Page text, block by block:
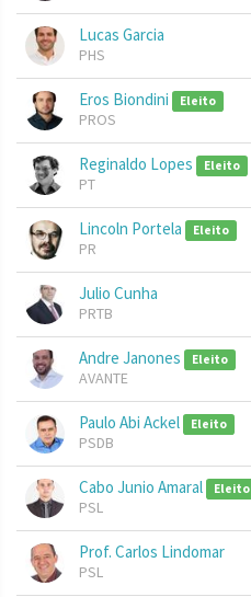
Lucas Garcia
PHS
Eros Biondini Eleito
PROS
Reginaldo Lopes Eleito
PT
Lincoln Portela Eleito
PR
Julio Cunha
PRTB
Andre Janones Eleito
AVANTE
Paulo Abi Ackel Eleito
PSDB
Cabo Junio Amaral Eleito
PSL
Prof. Carlos Lindomar
PSL